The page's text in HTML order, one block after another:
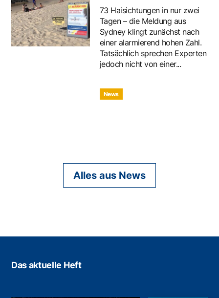
73 Haisichtungen in nur zwei
Tagen – die Meldung aus
Sydney klingt zunächst nach
einer alarmierend hohen Zahl.
Tatsächlich sprechen Experten
jedoch nicht von einer...
News
Alles aus News
Das aktuelle Heft